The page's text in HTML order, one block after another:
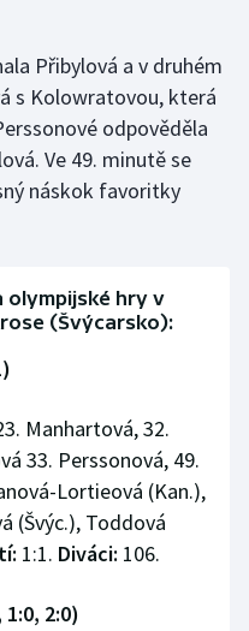
Přibylová a v druhém
s Kolowratovou, která
odpověděla
Ve 49. minutě se
náskok favoritky
olympijské hry v
(Švýcarsko):
Manhartová, 32.
33. Perssonová, 49.
Lortieová (Kan.),
(Švýc.), Toddová
1:1. Diváci: 106.
2:0)